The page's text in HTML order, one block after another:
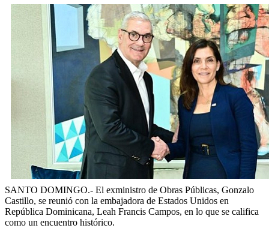
SANTO DOMINGO.- El exministro de Obras Públicas, Gonzalo
Castillo, se reunió con la embajadora de Estados Unidos en
República Dominicana, Leah Francis Campos, en lo que se califica
como un encuentro histórico.